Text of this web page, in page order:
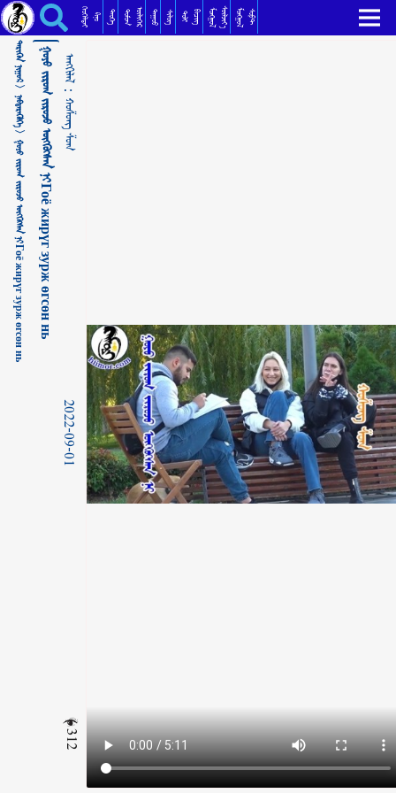
ᠭᠣᠶᠣ ᠵᠢᠷᠤᠭ ᠵᠢᠷᠤᠵᠤ ᠥᠭᠭᠦᠭᠰᠡᠨ ᠨᠢГоё жирүг зурж өгсөн нь ᠬᠣᠱᠣᠩ ᠱᠣᠭ ᠬᠡᠦᠬᠡᠯᠳᠡᠢ ᠺᠢᠨᠣ᠋ ᠲᠡᠦᠬᠡ ᠳᠣᠮᠣᠭ ᠥᠯᠢᠭᠡᠷ ᠳᠠᠭᠤᠤ ᠰᠢᠯᠦᠭ ᠲᠣᠯᠢ ᠪᠢᠴᠢᠭ ᠮᠣᠩᠭᠣᠯᠰᠦᠯᠵᠢᠶ᠎ᠡ ᠮᠣᠩᠭᠣᠯᠰᠣᠹᠲ
ᠲᠡᠷᠢᠭᠦᠨ ᠨᠢᠭᠤᠷ >
ᠨᠡᠪᠲᠡᠷᠡᠭᠦᠯᠭᠡ >
ᠭᠣᠶᠣ ᠵᠢᠷᠤᠭ ᠵᠢᠷᠤᠵᠤ ᠥᠭᠭᠦᠭᠰᠡᠨ ᠨᠢГоё жирүг зурж өгсөн ньᠭᠣᠶᠣ ᠵᠢᠷᠤᠭ ᠵᠢᠷᠤᠵᠤ ᠥᠭᠭᠦᠭᠰᠡᠨ ᠨᠢГоё жирүг зурж өгсөн нь ᠠᠩᠭᠢᠯᠠᠯ：
ᠬᠣᠱᠣᠩ ᠱᠣᠭ
2022-09-01
312